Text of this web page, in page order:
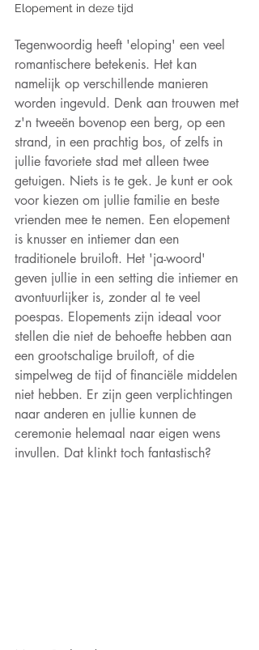
Elopement in deze tijd
Tegenwoordig heeft 'eloping' een veel
romantischere betekenis. Het kan
namelijk op verschillende manieren
worden ingevuld. Denk aan trouwen met
z'n tweeën bovenop een berg, op een
strand, in een prachtig bos, of zelfs in
jullie favoriete stad met alleen twee
getuigen. Niets is te gek. Je kunt er ook
voor kiezen om jullie familie en beste
vrienden mee te nemen. Een elopement
is knusser en intiemer dan een
traditionele bruiloft. Het 'ja-woord'
geven jullie in een setting die intiemer en
avontuurlijker is, zonder al te veel
poespas. Elopements zijn ideaal voor
stellen die niet de behoefte hebben aan
een grootschalige bruiloft, of die
simpelweg de tijd of financiële middelen
niet hebben. Er zijn geen verplichtingen
naar anderen en jullie kunnen de
ceremonie helemaal naar eigen wens
invullen. Dat klinkt toch fantastisch?